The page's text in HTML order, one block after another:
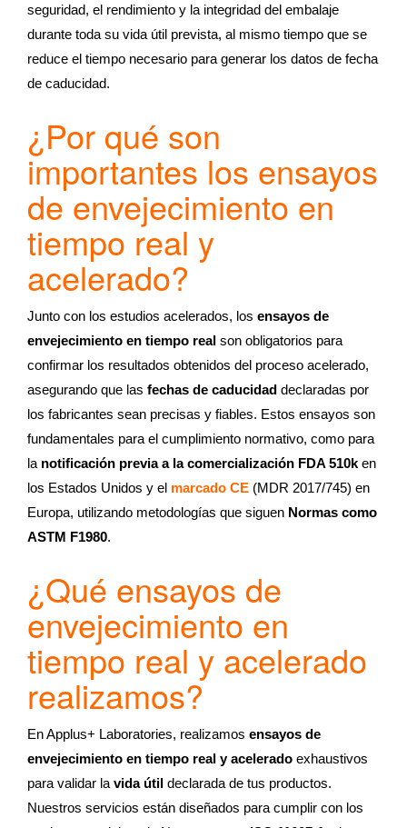
seguridad, el rendimiento y la integridad del embalaje
durante toda su vida útil prevista, al mismo tiempo que se
reduce el tiempo necesario para generar los datos de fecha
de caducidad.
¿Por qué son
importantes los ensayos
de envejecimiento en
tiempo real y
acelerado?
Junto con los estudios acelerados, los ensayos de
envejecimiento en tiempo real son obligatorios para
confirmar los resultados obtenidos del proceso acelerado,
asegurando que las fechas de caducidad declaradas por
los fabricantes sean precisas y fiables. Estos ensayos son
fundamentales para el cumplimiento normativo, como para
la notificación previa a la comercialización FDA 510k en
los Estados Unidos y el marcado CE (MDR 2017/745) en
Europa, utilizando metodologías que siguen Normas como
ASTM F1980.
¿Qué ensayos de
envejecimiento en
tiempo real y acelerado
realizamos?
En Applus+ Laboratories, realizamos ensayos de
envejecimiento en tiempo real y acelerado exhaustivos
para validar la vida útil declarada de tus productos.
Nuestros servicios están diseñados para cumplir con los